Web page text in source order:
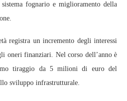
fognario e miglioramento della
registra un incremento degli interessi
oneri finanziari. Nel corso dell’anno è
tiraggio da 5 milioni di euro del
sviluppo infrastrutturale.